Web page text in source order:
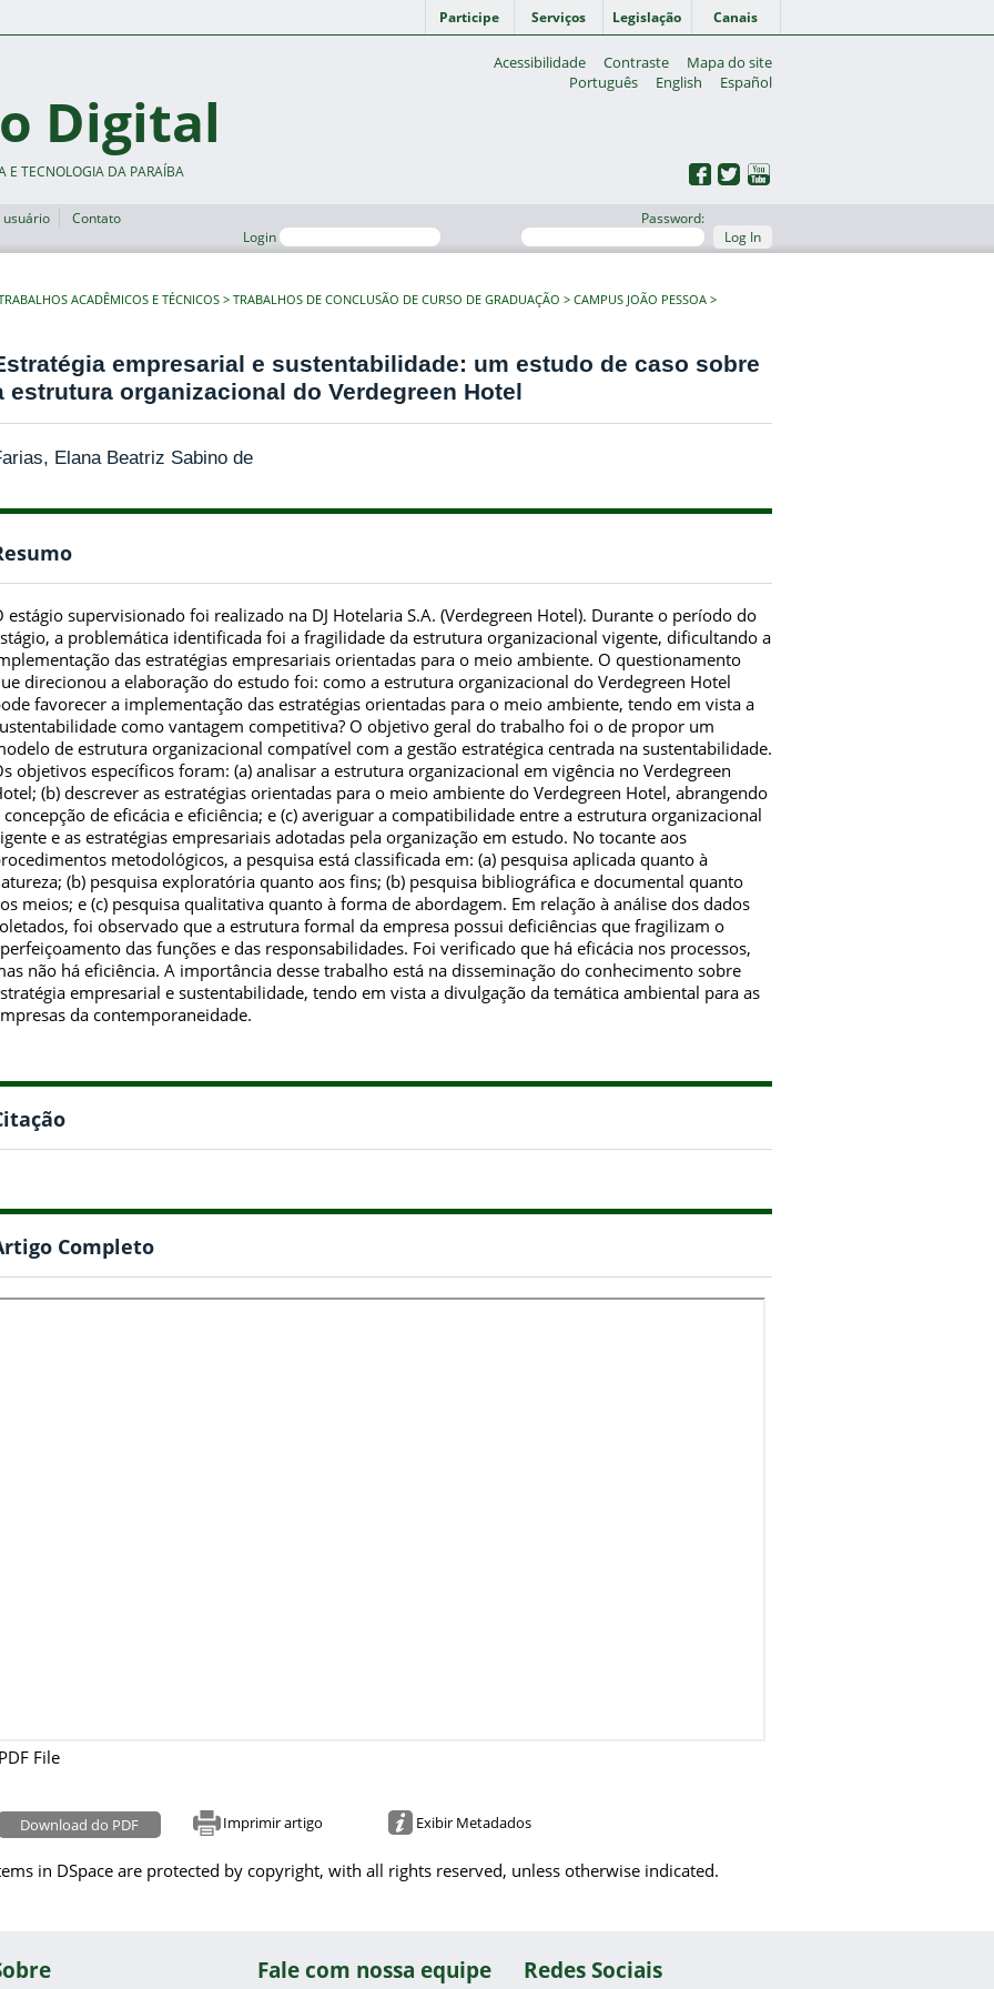
Participe Serviços Legislação Canais
Acessibilidade Contraste
Mapa do site
Português
English Español
Digital
E TECNOLOGIA DA PARAÍBA
usuário
Contato
Login
Password:
Log In
ACADÊMICOS E TÉCNICOS TRABALHOS DE CONCLUSÃO DE CURSO DE GRADUAÇÃO CAMPUS JOÃO PESSOA
empresarial e sustentabilidade: um estudo de caso sobre
estrutura organizacional do Verdegreen Hotel
Elana Beatriz Sabino de
estágio supervisionado foi realizado na DJ Hotelaria S.A. (Verdegreen Hotel). Durante o período do
a problemática identificada foi a fragilidade da estrutura organizacional vigente, dificultando a
das estratégias empresariais orientadas para o meio ambiente. O questionamento
direcionou a elaboração do estudo foi: como a estrutura organizacional do Verdegreen Hotel
favorecer a implementação das estratégias orientadas para o meio ambiente, tendo em vista a
como vantagem competitiva? O objetivo geral do trabalho foi o de propor um
de estrutura organizacional compatível com a gestão estratégica centrada na sustentabilidade.
objetivos específicos foram: (a) analisar a estrutura organizacional em vigência no Verdegreen
(b) descrever as estratégias orientadas para o meio ambiente do Verdegreen Hotel, abrangendo
concepção de eficácia e eficiência; e (c) averiguar a compatibilidade entre a estrutura organizacional
e as estratégias empresariais adotadas pela organização em estudo. No tocante aos
metodológicos, a pesquisa está classificada em: (a) pesquisa aplicada quanto à
(b) pesquisa exploratória quanto aos fins; (b) pesquisa bibliográfica e documental quanto
meios; e (c) pesquisa qualitativa quanto à forma de abordagem. Em relação à análise dos dados
foi observado que a estrutura formal da empresa possui deficiências que fragilizam o
das funções e das responsabilidades. Foi verificado que há eficácia nos processos,
não há eficiência. A importância desse trabalho está na disseminação do conhecimento sobre
empresarial e sustentabilidade, tendo em vista a divulgação da temática ambiental para as
da contemporaneidade.
Completo
File
Download do PDF Imprimir artigo Exibir Metadados
in DSpace are protected by copyright, with all rights reserved, unless otherwise indicated.
Fale com nossa equipe Redes Sociais